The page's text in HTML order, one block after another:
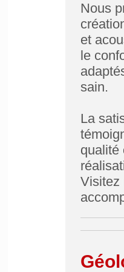
Nous
et
le
sain.
La
qualité
Visitez